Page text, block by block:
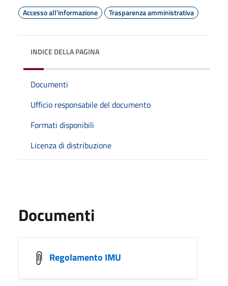
Accesso all'informazione
Trasparenza amministrativa
INDICE DELLA PAGINA
Documenti
Ufficio responsabile del documento
Formati disponibili
Licenza di distribuzione
Documenti
Regolamento IMU